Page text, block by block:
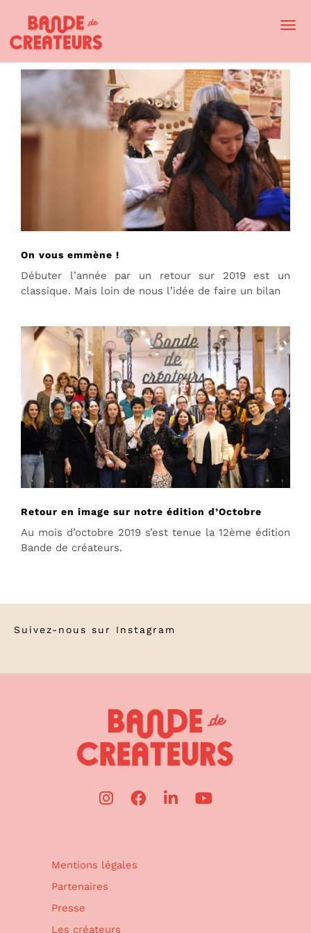
On vous emmène !
Débuter l’année par un retour sur 2019 est un
classique. Mais loin de nous l’idée de faire un bilan
Retour en image sur notre édition d’Octobre
Au mois d’octobre 2019 s’est tenue la 12ème édition
Bande de créateurs.
Suivez-nous sur Instagram
Mentions légales
Partenaires
Presse
Les créateurs